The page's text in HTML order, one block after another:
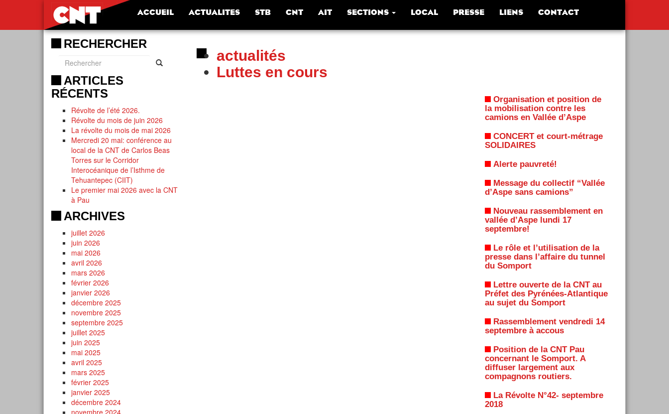
ACCUEIL ACTUALITES STB CNT AIT SECTIONS LOCAL PRESSE LIENS CONTACT
RECHERCHER
ARTICLES
RÉCENTS
Révolte de l’été 2026.
Révolte du mois de juin 2026
La révolte du mois de mai 2026
Mercredi 20 mai: conférence au
local de la CNT de Carlos Beas
Torres sur le Corridor
Interocéanique de l’Isthme de
Tehuantepec (CIIT)
Le premier mai 2026 avec la CNT
à Pau
ARCHIVES
juillet 2026
juin 2026
mai 2026
avril 2026
mars 2026
février 2026
janvier 2026
décembre 2025
novembre 2025
septembre 2025
juillet 2025
juin 2025
mai 2025
avril 2025
mars 2025
février 2025
janvier 2025
décembre 2024
novembre 2024
actualités
Luttes en cours
Organisation et position de
la mobilisation contre les
camions en Vallée d’Aspe
CONCERT et court-métrage
SOLIDAIRES
Alerte pauvreté!
Message du collectif “Vallée
d’Aspe sans camions”
Nouveau rassemblement en
vallée d’Aspe lundi 17
septembre!
Le rôle et l’utilisation de la
presse dans l’affaire du tunnel
du Somport
Lettre ouverte de la CNT au
Préfet des Pyrénées-Atlantique
au sujet du Somport
Rassemblement vendredi 14
septembre à accous
Position de la CNT Pau
concernant le Somport. A
diffuser largement aux
compagnons routiers.
La Révolte N°42- septembre
2018